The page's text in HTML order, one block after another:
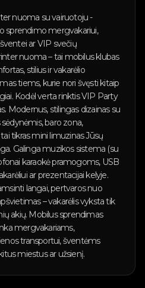
nuoma su vairuotoju -
sprendimo mergvakariui,
ar VIP svečių
nuoma – tai mobilus klubas
stilius ir vakarėlio
tiems, kurie nori švęsti kitaip
Kodėl verta rinktis VIP Party
Modernus, stilingas dizainas su
baro zona,
tikras mini limuzinas Jūsų
Galinga muzikos sistema (su
karaokė pramogoms, USB
ar prezentacijai kelyje.
langai, pertvaros nuo
– vakarėlis vyksta tik
akių. Mobilus sprendimas
mergvakariams,
transportui, šventėms
miestus ar užsienį.